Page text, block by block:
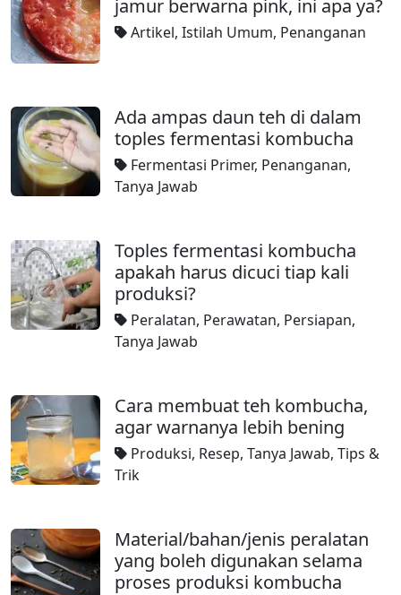
jamur berwarna pink, ini apa ya?
Artikel, Istilah Umum, Penanganan
Ada ampas daun teh di dalam
toples fermentasi kombucha
Fermentasi Primer, Penanganan,
Tanya Jawab
Toples fermentasi kombucha
apakah harus dicuci tiap kali
produksi?
Peralatan, Perawatan, Persiapan,
Tanya Jawab
Cara membuat teh kombucha,
agar warnanya lebih bening
Produksi, Resep, Tanya Jawab, Tips &
Trik
Material/bahan/jenis peralatan
yang boleh digunakan selama
proses produksi kombucha